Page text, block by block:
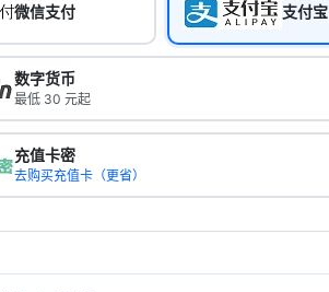
微信支付 支付宝
数字货币
最低 30 元起
充值卡密
去购买充值卡（更省）